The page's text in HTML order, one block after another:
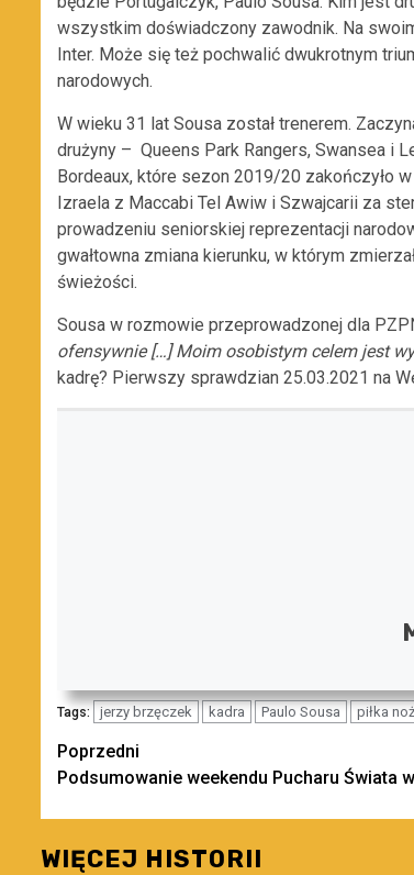
wszystkim doświadczony zawodnik. Na
Inter. Może się też pochwalić dwukrotnym
narodowych.
W wieku 31 lat Sousa został trenerem.
drużyny – Queens Park Rangers, Swansea i
Bordeaux, które sezon 2019/20 zakończyło
Izraela z Maccabi Tel Awiw i Szwajcarii za
prowadzeniu seniorskiej reprezentacji
gwałtowna zmiana kierunku, w którym
świeżości.
Sousa w rozmowie przeprowadzonej dla
ofensywnie […] Moim osobistym celem jest
kadrę? Pierwszy sprawdzian 25.03.2021 na
Tags: jerzy brzęczek kadra Paulo Sousa piłka
Zobacz
wpisy
Poprzedni
Podsumowanie weekendu Pucharu Świata
WIĘCEJ HISTORII